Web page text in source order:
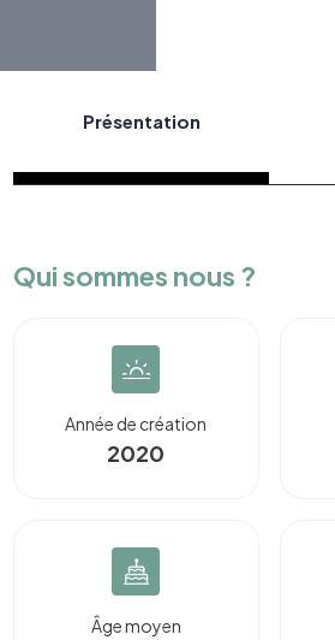
Présentation
Qui sommes nous ?
Année de création
2020
Âge moyen